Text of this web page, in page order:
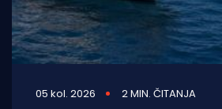
05 kol. 2026 2 MIN. ČITANJA